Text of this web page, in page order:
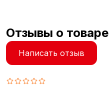
Отзывы о товаре
Написать отзыв